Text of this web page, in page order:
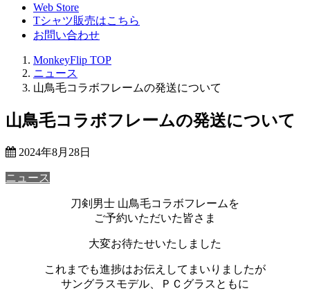
Web Store
Tシャツ販売はこちら
お問い合わせ
MonkeyFlip TOP
ニュース
山鳥毛コラボフレームの発送について
山鳥毛コラボフレームの発送について
2024年8月28日
ニュース
刀剣男士 山鳥毛コラボフレームを
ご予約いただいた皆さま
大変お待たせいたしました
これまでも進捗はお伝えしてまいりましたが
サングラスモデル、ＰＣグラスともに